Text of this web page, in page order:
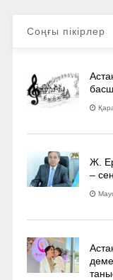
Соңғы пікірлер
Ж.
–